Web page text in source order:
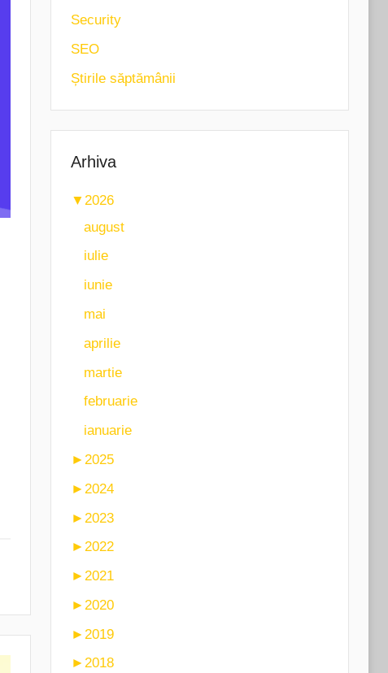
Security
SEO
Știrile săptămânii
Arhiva
▼2026
august
iulie
iunie
mai
aprilie
martie
februarie
ianuarie
► 2025
► 2024
► 2023
► 2022
► 2021
► 2020
► 2019
► 2018